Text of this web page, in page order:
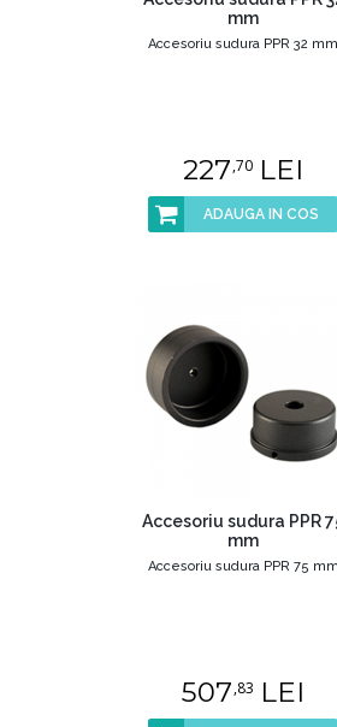
mm
Accesoriu sudura PPR 32 mm
227,70LEI
ADAUGA IN COS
Accesoriu sudura PPR
mm
Accesoriu sudura PPR 75
507,83 LEI